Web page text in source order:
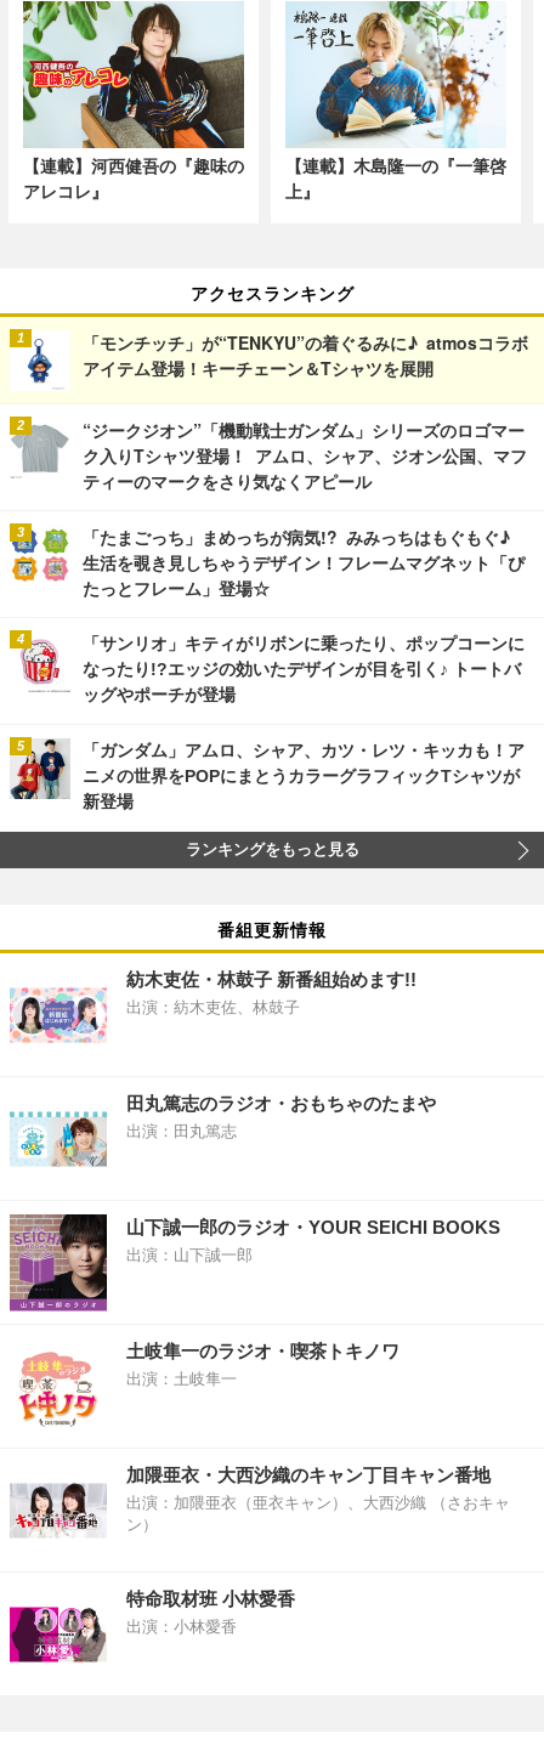
【連載】河西健吾の『趣味の
アレコレ』
【連載】木島隆一の『一筆啓
上』
アクセスランキング
「モンチッチ」が“TENKYU”の着ぐるみに♪ atmosコラボ
アイテム登場！キーチェーン＆Tシャツを展開
“ジークジオン”「機動戦士ガンダム」シリーズのロゴマー
ク入りTシャツ登場！ アムロ、シャア、ジオン公国、マフ
ティーのマークをさり気なくアピール
「たまごっち」まめっちが病気!? みみっちはもぐもぐ♪
生活を覗き見しちゃうデザイン！フレームマグネット「ぴ
たっとフレーム」登場☆
「サンリオ」キティがリボンに乗ったり、ポップコーンに
なったり!?エッジの効いたデザインが目を引く♪ トートバ
ッグやポーチが登場
「ガンダム」アムロ、シャア、カツ・レツ・キッカも！ア
ニメの世界をPOPにまとうカラーグラフィックTシャツが
新登場
ランキングをもっと見る
番組更新情報
紡木吏佐・林鼓子 新番組始めます!!
出演：紡木吏佐、林鼓子
田丸篤志のラジオ・おもちゃのたまや
出演：田丸篤志
山下誠一郎のラジオ・YOUR SEICHI BOOKS
出演：山下誠一郎
土岐隼一のラジオ・喫茶トキノワ
出演：土岐隼一
加隈亜衣・大西沙織のキャン丁目キャン番地
出演：加隈亜衣（亜衣キャン）、大西沙織 （さおキャ
ン）
特命取材班 小林愛香
出演：小林愛香